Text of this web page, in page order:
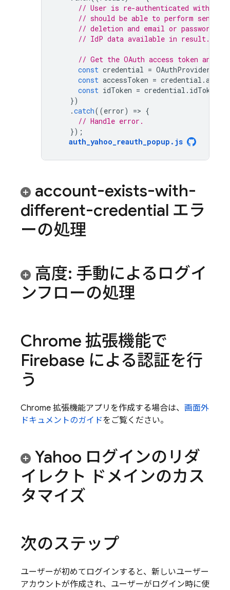
// User is re-authenticated with
// should be able to perform
// deletion and email or password
// IdP data available in
// Get the OAuth access token and ID
const credential = OAuthProvider
const accessToken = credential .
const idToken = credential . idToken
})
.catch((error) => {
// Handle error.
});
auth_yahoo_reauth_popup . js
account-exists-with-
different-credential エラ
ーの処理
高度: 手動によるログイ
ンフローの処理
Chrome 拡張機能で
Firebase による認証を行
う
Chrome 拡張機能アプリを作成する場合は、 画面外
ドキュメントのガイドをご覧ください。
Yahoo ログインのリダ
イレクト ドメインのカス
タマイズ
次のステップ
ユーザーが初めてログインすると、新しいユーザー
アカウントが作成され、ユーザーがログイン時に使